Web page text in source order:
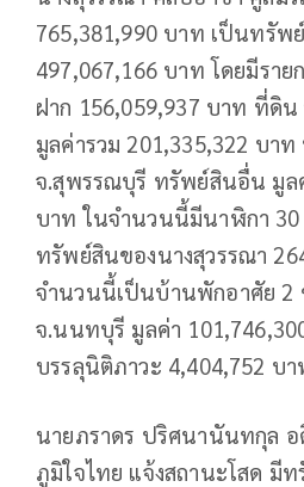
765,381,990 บาท เป็นทรัพ
497,067,166 บาท โดยมีราย
ฝาก 156,059,937 บาท ที่ดิ
มูลค่ารวม 201,335,322 บา
จ.สุพรรณบุรี ทรัพย์สินอื่น มูล
บาท ในจำนวนนี้มีนาฬิกา
ทรัพย์สินของนางสุวรรณา
จำนวนนี้เป็นบ้านพักอาศัย 2
จ.นนทบุรี มูลค่า
บรรลุนิติภาวะ 4,404,752 บ
นายภราดร ปริศนานันทกุล อ
ภูมิใจไทย แจ้งสถานะโสด มี